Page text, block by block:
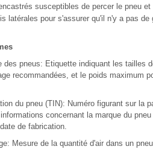
susceptibles de percer le pneu et
latérales pour s'assurer qu'il n'y a pas
des pneus: Etiquette indiquant les tailles
recommandées, et le poids maximum
du pneu (TIN): Numéro figurant sur la
concernant la marque du
de fabrication.
Mesure de la quantité d'air dans un